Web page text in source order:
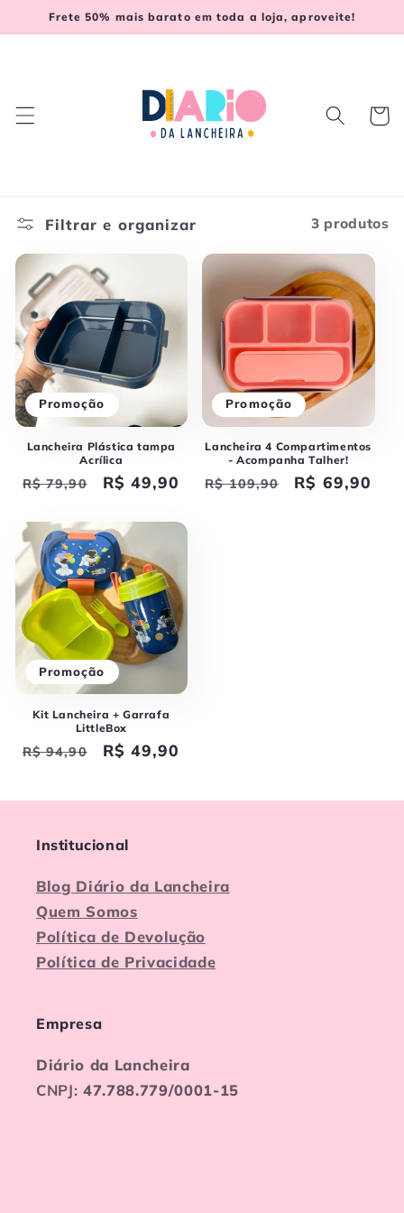
Pular
Frete 50% mais barato em toda a loja, aproveite!
Filtrar e organizar 3 produtos
Promoção
Lancheira Plástica tampa
Acrílica
Preço
R$ 79,90
Preço
R$ 49,90
Promoção
Lancheira 4 Compartimentos
- Acompanha Talher!
Preço
R$ 109,90
Preço
R$ 69,90
Promoção
Kit Lancheira + Garrafa
LittleBox
Preço
R$ 94,90
Preço
R$ 49,90
Institucional
Blog Diário da Lancheira
Quem Somos
Política de Devolução
Política de Privacidade
Empresa
Diário da Lancheira
CNPJ: 47.788.779/0001-15